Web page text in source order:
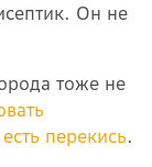
Он не
тоже не
перекись.